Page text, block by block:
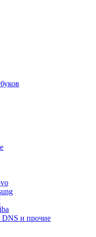
и прочие